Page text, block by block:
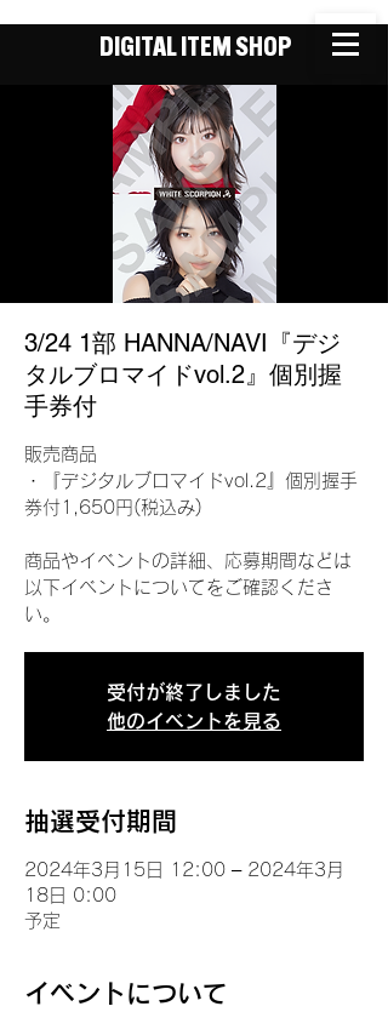
DIGITAL ITEM SHOP
3/24 1部 HANNA/NAVI『デジ
タルブロマイドvol.2』個別握
手券付
販売商品
・『デジタルブロマイドvol.2』個別握手
券付1,650円(税込み)
商品やイベントの詳細、応募期間などは
以下イベントについてをご確認くださ
い。
受付が終了しました
他のイベントを見る
抽選受付期間
2024年3月15日 12:00 – 2024年3月
18日 0:00
予定
イベントについて